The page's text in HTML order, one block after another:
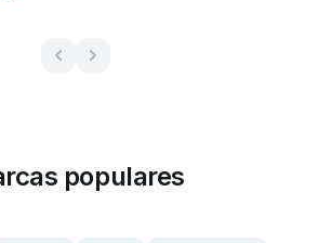
populares